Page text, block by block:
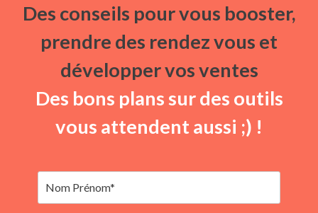
Des conseils pour vous booster,
prendre des rendez vous et
développer vos ventes
Des bons plans sur des outils
vous attendent aussi ;) !